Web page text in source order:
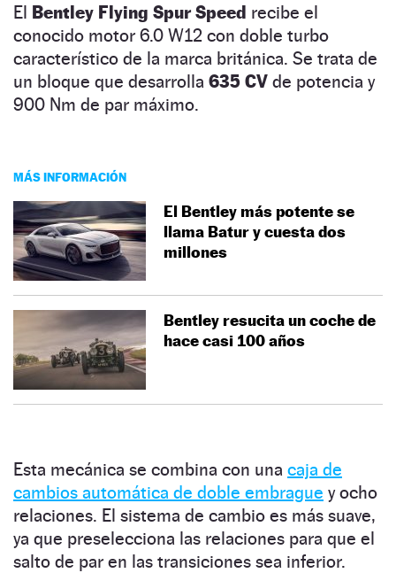
El Bentley Flying Spur Speed recibe el
conocido motor 6.0 W12 con doble turbo
característico de la marca británica. Se trata de
un bloque que desarrolla 635 CV de potencia y
900 Nm de par máximo.
MÁS INFORMACIÓN
El Bentley más potente se
llama Batur y cuesta dos
millones
Bentley resucita un coche de
hace casi 100 años
Esta mecánica se combina con una caja de
cambios automática de doble embrague y ocho
relaciones. El sistema de cambio es más suave,
ya que preselecciona las relaciones para que el
salto de par en las transiciones sea inferior.